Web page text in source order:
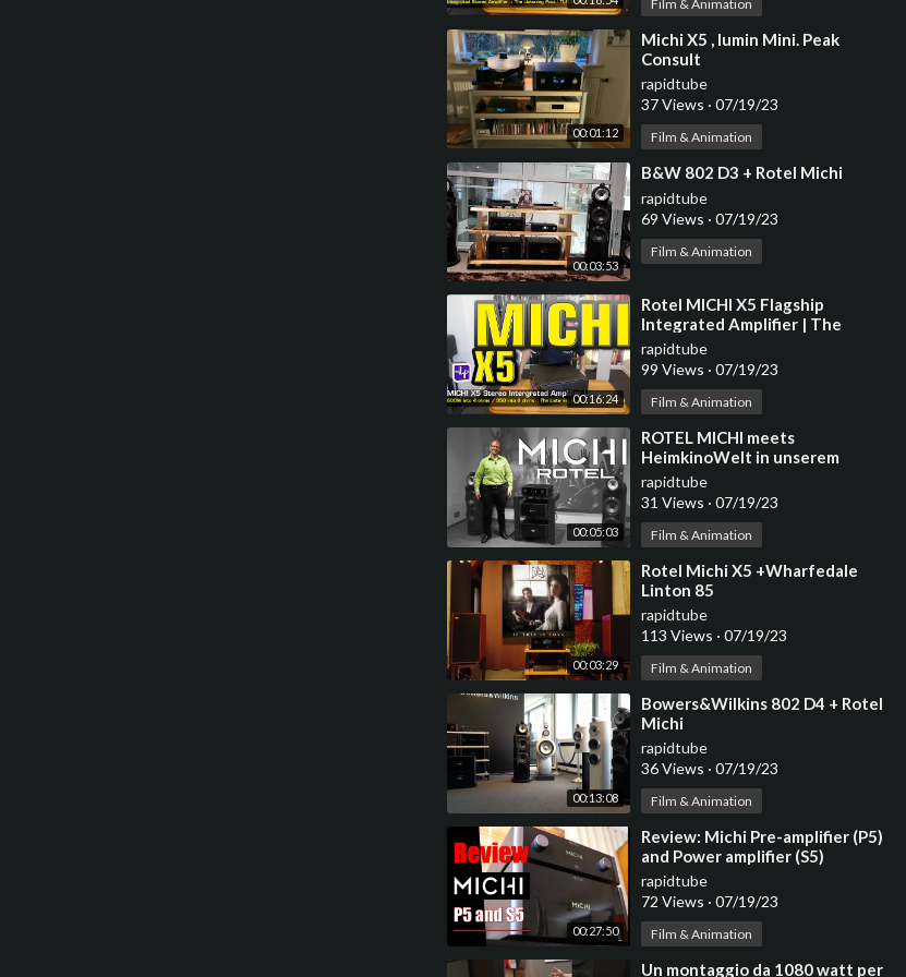
Film & Animation
00:01:12
⁣Michi X5 , lumin Mini. Peak
Consult
rapidtube
37 Views · 07/19/23
Film & Animation
00:03:53
⁣B&W 802 D3 + Rotel Michi
rapidtube
69 Views · 07/19/23
Film & Animation
00:16:24
⁣Rotel MICHI X5 Flagship
Integrated Amplifier | The
Listening Post | TLPCHC
TLPWLG
rapidtube
99 Views · 07/19/23
Film & Animation
00:05:03
⁣ROTEL MICHI meets
HeimkinoWelt in unserem
Stereo Studio!
rapidtube
31 Views · 07/19/23
Film & Animation
00:03:29
⁣Rotel Michi X5 +Wharfedale
Linton 85
rapidtube
113 Views · 07/19/23
Film & Animation
00:13:08
⁣Bowers&Wilkins 802 D4 + Rotel
Michi
rapidtube
36 Views · 07/19/23
Film & Animation
00:27:50
⁣Review: Michi Pre-amplifier (P5)
and Power amplifier (S5)
rapidtube
72 Views · 07/19/23
Film & Animation
⁣Un montaggio da 1080 watt per